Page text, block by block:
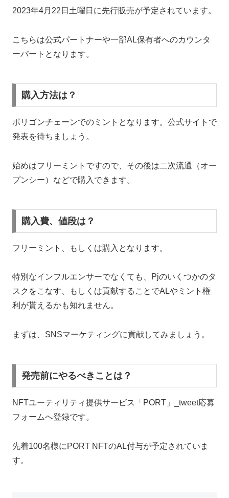
2023年4月22日土曜日に先行販売が予定されています。
こちらは公式パートナーや一部AL保有者へのカウンタ
ーパートとなります。
購入方法は？
ポリゴンチェーンでのミントとなります。公式サイトで
発表を待ちましょう。
始めはフリーミントですので、その後は二次流通（オー
プンシー）などで購入できます。
購入費、値段は？
フリーミント、もしくは購入となります。
特別なインフルエンサーでなくても、Pjのいくつかのタ
スクをこなす、もしくは貢献することでALやミント権
利が貰えるかも知れません。
まずは、SNSマーケティングに貢献してみましょう。
発売前にやるべきことは？
NFTユーティリティ提供サービス「PORT」_tweet応募
フォームへ登録です。
先着100名様にPORT NFTのAL付与が予定されていま
す。